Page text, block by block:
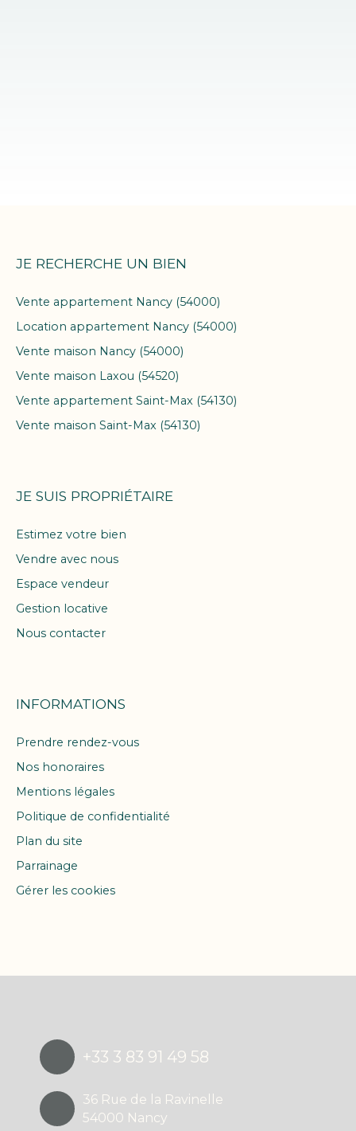
JE RECHERCHE UN BIEN
Vente appartement Nancy (54000)
Location appartement Nancy (54000)
Vente maison Nancy (54000)
Vente maison Laxou (54520)
Vente appartement Saint-Max (54130)
Vente maison Saint-Max (54130)
JE SUIS PROPRIÉTAIRE
Estimez votre bien
Vendre avec nous
Espace vendeur
Gestion locative
Nous contacter
INFORMATIONS
Prendre rendez-vous
Nos honoraires
Mentions légales
Politique de confidentialité
Plan du site
Parrainage
Gérer les cookies
+33 3 83 91 49 58
36 Rue de la Ravinelle
54000 Nancy